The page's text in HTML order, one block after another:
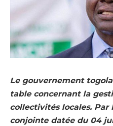
Le gouvernement
table concernant la
collectivités locales. Par
conjointe datée du 04